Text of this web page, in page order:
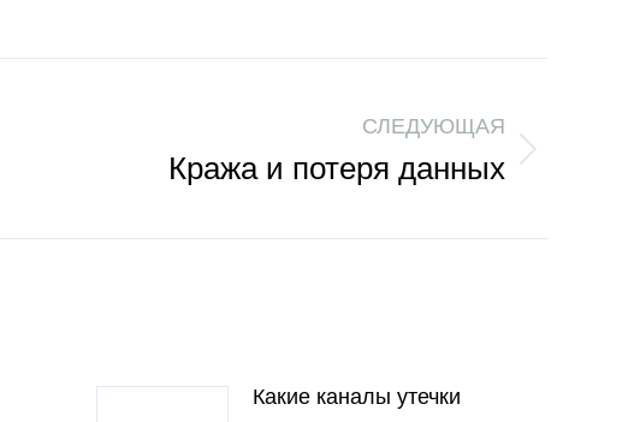
СЛЕДУЮЩАЯ
Кража и потеря данных
Какие каналы утечки